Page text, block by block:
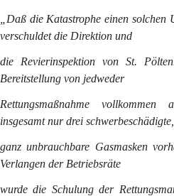
„Daß die Katastrophe einen solchen
verschuldet die Direktion und
die Revierinspektion von St.
Bereitstellung von jedweder
Rettungsmaßnahme
insgesamt nur drei schwerbeschädigte,
ganz unbrauchbare Gasmasken
Verlangen der Betriebsräte
wurde die Schulung der